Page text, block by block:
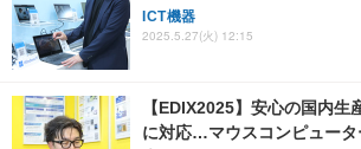
ICT機器
2025.5.27(火) 12:15
【EDIX2025】安心の国内
に対応…マウスコンピュー